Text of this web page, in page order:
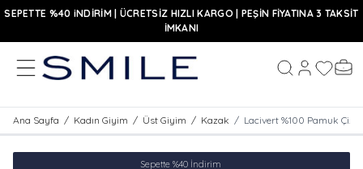
SEPETTE %40 iNDİRİM | ÜCRETSİZ HIZLI KARGO | PEŞİN FİYATINA 3 TAKSİT
İMKANI
MENÜ Hesabım
Ana Sayfa / Kadın Giyim / Üst Giyim / Kazak / Lacivert %100 Pamuk
Sepette %40 İndirim